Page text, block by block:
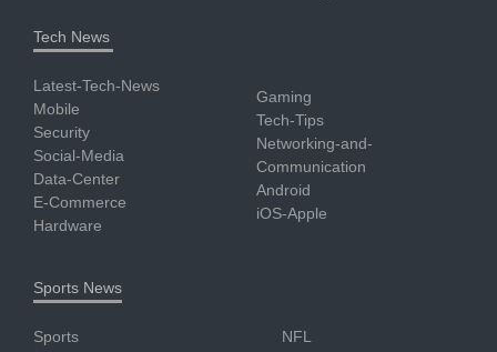
Tech News
Latest-Tech-News
Mobile
Security
Social-Media
Data-Center
E-Commerce
Hardware
Gaming
Tech-Tips
Networking-and-
Communication
Android
iOS-Apple
Sports News
Sports
NFL